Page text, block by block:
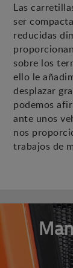
Las
ser
reducidas
sobre los
ello le
desplazar
podemos
ante unos
nos
trabajos de